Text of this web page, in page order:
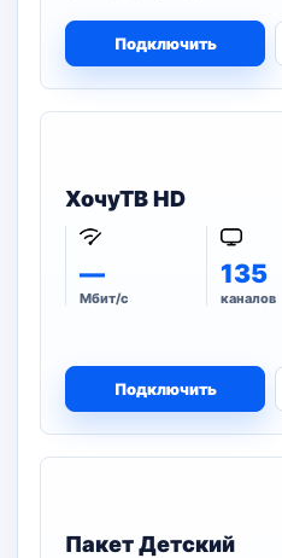
Подключить
ХочуТВ HD
—
Мбит/с
135
каналов
Подключить
Пакет Детский